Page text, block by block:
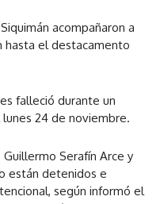
acompañaron a
hasta el destacamento
falleció durante un
24 de noviembre.
Serafín Arce y
están detenidos e
según informó el